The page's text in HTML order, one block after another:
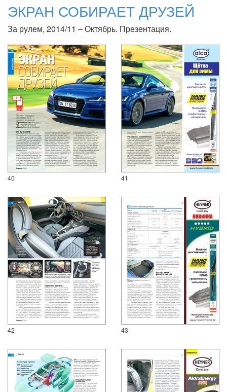
ЭКРАН СОБИРАЕТ ДРУЗЕЙ
За рулем, 2014/11 – Октябрь. Презентация.
40 41
42 43